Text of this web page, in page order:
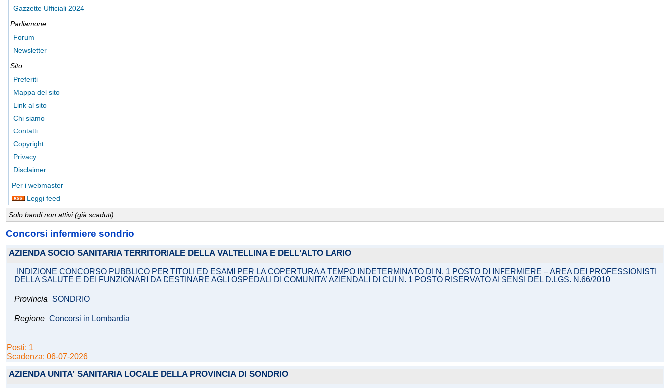
Gazzette Ufficiali 2024
Parliamone
Forum
Newsletter
Sito
Preferiti
Mappa del sito
Link al sito
Chi siamo
Contatti
Copyright
Privacy
Disclaimer
Per i webmaster
Leggi feed
Solo bandi non attivi (già scaduti)
Concorsi infermiere sondrio
AZIENDA SOCIO SANITARIA TERRITORIALE DELLA VALTELLINA E DELL'ALTO LARIO
INDIZIONE CONCORSO PUBBLICO PER TITOLI ED ESAMI PER LA COPERTURA A TEMPO INDETERMINATO DI N. 1 POSTO DI INFERMIERE – AREA DEI PROFESSIONISTI
DELLA SALUTE E DEI FUNZIONARI DA DESTINARE AGLI OSPEDALI DI COMUNITA’ AZIENDALI DI CUI N. 1 POSTO RISERVATO AI SENSI DEL D.LGS. N.66/2010
Provincia SONDRIO
Regione Concorsi in Lombardia
Posti: 1
Scadenza: 06-07-2026
AZIENDA UNITA' SANITARIA LOCALE DELLA PROVINCIA DI SONDRIO